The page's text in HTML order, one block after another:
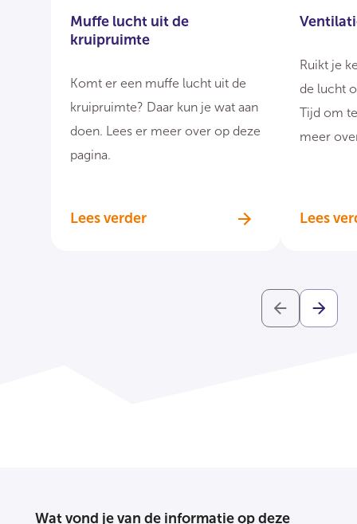
Muffe lucht uit de
kruipruimte
Komt er een muffe lucht uit de
kruipruimte? Daar kun je wat aan
doen. Lees er meer over op deze
pagina.
Lees verder
Ruikt je
de lucht
Tijd om
meer
Lees
Wat vond je van de informatie op deze